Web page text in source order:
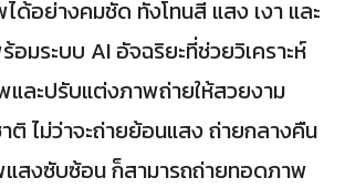
ด้อย่างคมชัด ทั้งโทนสี แสง เงา และ
มระบบ AI อัจฉริยะที่ช่วยวิเคราะห์
ละปรับแต่งภาพถ่ายให้สวยงาม
ติ ไม่ว่าจะถ่ายย้อนแสง ถ่ายกลางคืน
แสงซับซ้อน ก็สามารถถ่ายทอดภาพ